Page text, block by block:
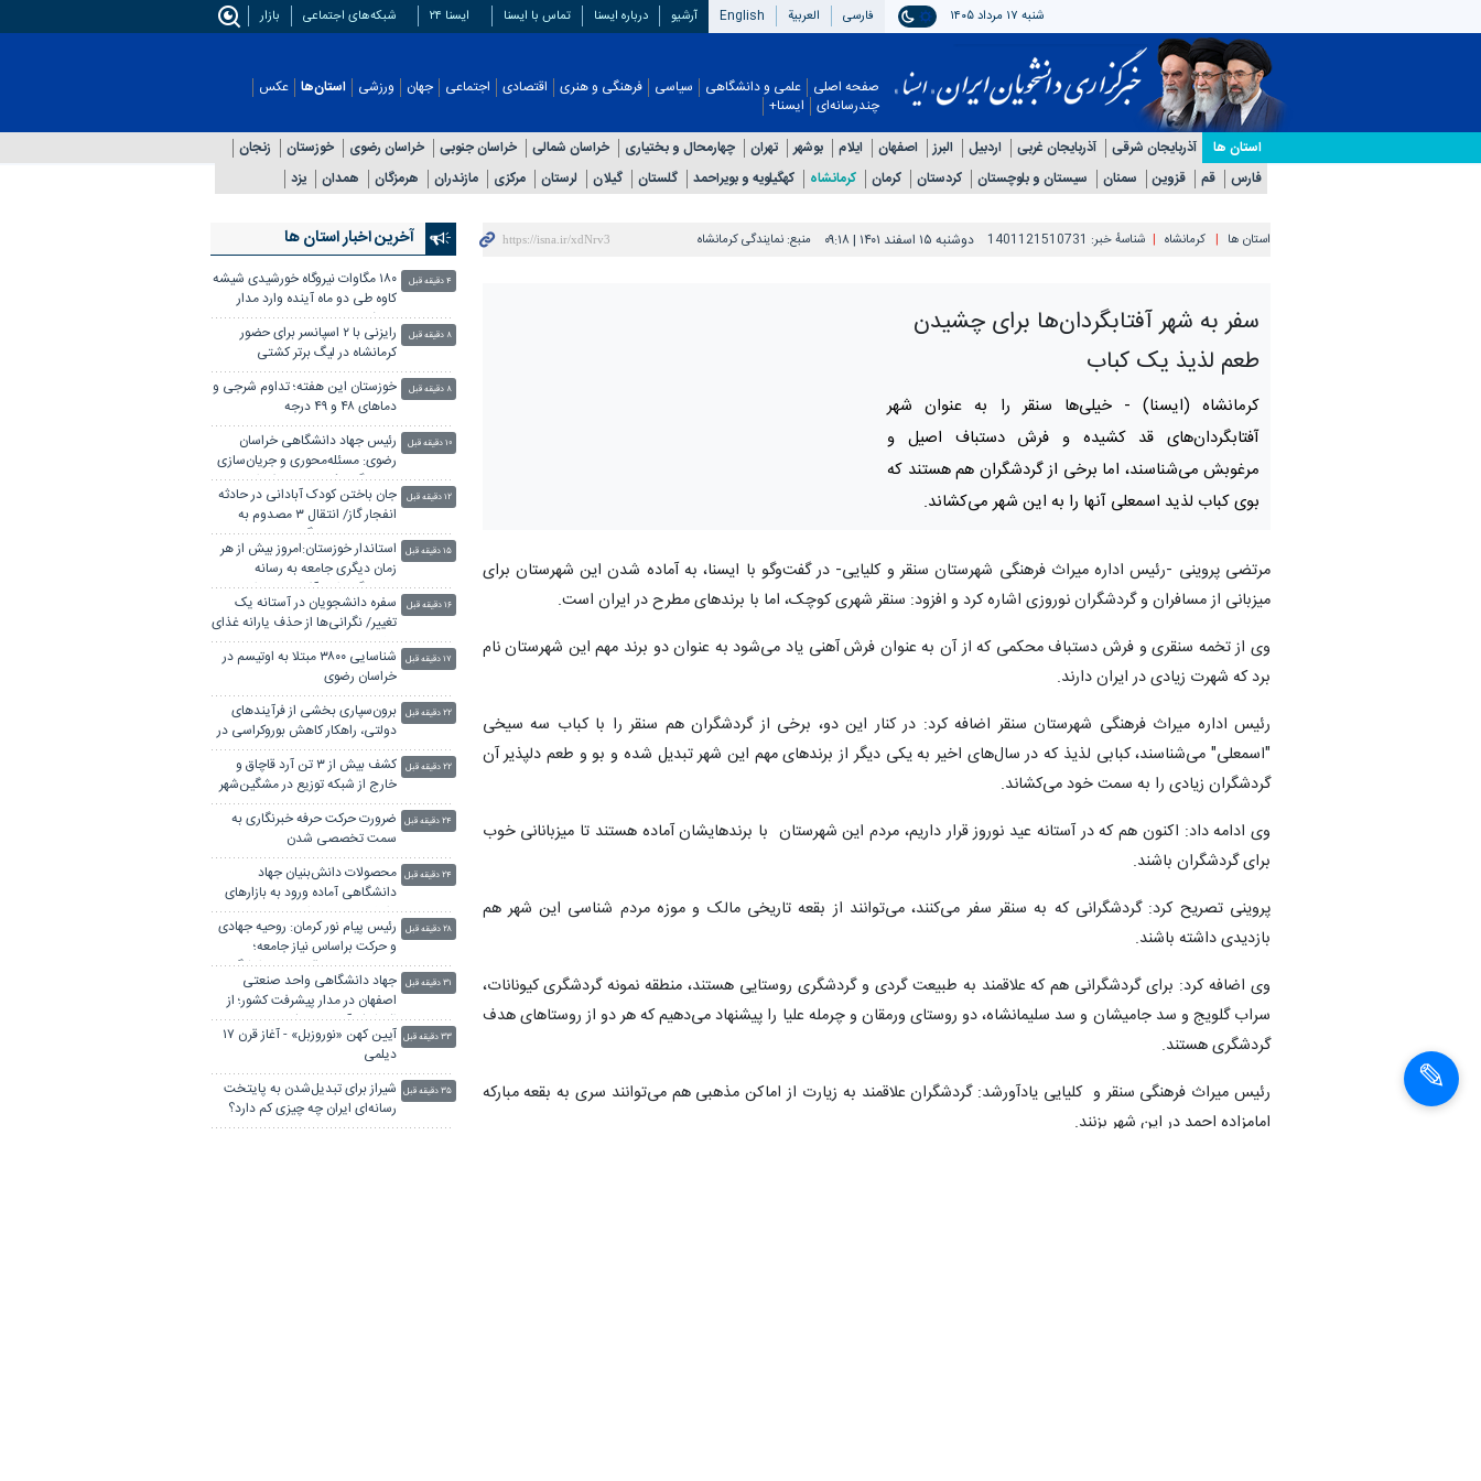
شنبه ۱۷ مرداد ۱۴۰۵ فارسی العربیة English آرشیو درباره ایسنا تماس با ایسنا ایسنا ۲۴ شبکه‌های اجتماعی بازار
صفحه اصلی علمی و دانشگاهی سیاسی فرهنگی و هنری اقتصادی اجتماعی جهان ورزشی استان‌ها
استان ها آذربایجان شرقی آذربایجان غربی اردبیل البرز اصفهان ایلام بوشهر تهران چهارمحال و بختیاری خراسان شمالی خراسان جنوبی خراسان رضوی خوزستان
زنجان
فارس
قم قزوین سمنان سیستان و بلوچستان کردستان کرمان کرمانشاه کهگیلویه و بویراحمد گلستان گیلان لرستان مرکزی مازندران هرمزگان همدان یزد
عکس
چندرسانه‌ای ایسنا+
استان ها کرمانشاه شناسهٔ خبر: 1401121510731 دوشنبه ۱۵ اسفند ۱۴۰۱ | ۰۹:۱۸ منبع: نمایندگی کرمانشاه
سفر به شهر آفتابگردان‌ها برای چشیدن
طعم لذیذ یک کباب
کرمانشاه (ایسنا) -خیلی‌ها سنقر را به عنوان شهر
آفتابگردان‌های قد کشیده و فرش دستباف اصیل و
مرغوبش می‌شناسند، اما برخی از گردشگران هم هستند که
بوی کباب لذید اسمعلی آنها را به این شهر می‌کشاند.
مرتضی پروینی -رئیس اداره میراث فرهنگی شهرستان سنقر و کلیایی- در گفت‌وگو با ایسنا، به آماده شدن این شهرستان برای
میزبانی از مسافران و گردشگران نوروزی اشاره کرد و افزود: سنقر شهری کوچک، اما با برندهای مطرح در ایران است.
وی از تخمه سنقری و فرش دستباف محکمی که از آن به عنوان فرش آهنی یاد می‌شود به عنوان دو برند مهم این شهرستان نام
برد که شهرت زیادی در ایران دارند.
رئیس اداره میراث فرهنگی شهرستان سنقر اضافه کرد: در کنار این دو، برخی از گردشگران هم سنقر را با کباب سه سیخی
"اسمعلی" می‌شناسند، کبابی لذیذ که در سال‌های اخیر به یکی دیگر از برندهای مهم این شهر تبدیل شده و بو و طعم دلپذیر آن
گردشگران زیادی را به سمت خود می‌کشاند.
وی ادامه داد: اکنون هم که در آستانه عید نوروز قرار داریم، مردم این شهرستان با برندهایشان آماده هستند تا میزبانانی خوب
برای گردشگران باشند.
پروینی تصریح کرد: گردشگرانی که به سنقر سفر می‌کنند، می‌توانند از بقعه تاریخی مالک و موزه مردم شناسی این شهر هم
بازدیدی داشته باشند.
وی اضافه کرد: برای گردشگرانی هم که علاقمند به طبیعت گردی و گردشگری روستایی هستند، منطقه نمونه گردشگری کیونانات،
سراب گلویج و سد جامیشان و سد سلیمانشاه، دو روستای ورمقان و چرمله علیا را پیشنهاد می‌دهیم که هر دو از روستاهای هدف
گردشگری هستند.
رئیس میراث فرهنگی سنقر و کلیایی یادآورشد: گردشگران علاقمند به زیارت از اماکن مذهبی هم می‌توانند سری به بقعه مبارکه
امامزاده احمد در این شهر بزنند.
آخرین اخبار استان ها
۱۸۰ مگاوات نیروگاه خورشیدی شیشه
کاوه طی دو ماه آینده وارد مدار
می‌شود
۴ دقیقه قبل
رایزنی با ۲ اسپانسر برای حضور
کرمانشاه در لیگ برتر کشتی
۸ دقیقه قبل
خوزستان این هفته؛ تداوم شرجی و
دماهای ۴۸ و ۴۹ درجه
۸ دقیقه قبل
رئیس جهاد دانشگاهی خراسان
رضوی: مسئله‌محوری و جریان‌سازی
دو ویژگی یک رسانه موفق است
۱۰ دقیقه قبل
جان باختن کودک آبادانی در حادثه
انفجار گاز/ انتقال ۳ مصدوم به
بیمارستان سوختگی
۱۲ دقیقه قبل
استاندار خوزستان:امروز بیش از هر
زمان دیگری جامعه به رسانه
مطالبه‌گر و امیدآفرین نیاز دارد
۱۵ دقیقه قبل
سفره دانشجویان در آستانه یک
تغییر/ نگرانی‌ها از حذف یارانه غذای
سلف
۱۶ دقیقه قبل
شناسایی ۳۸۰۰ مبتلا به اوتیسم در
خراسان رضوی
۱۷ دقیقه قبل
برون‌سپاری بخشی از فرآیندهای
دولتی، راهکار کاهش بوروکراسی در
بخش معدن
۲۲ دقیقه قبل
کشف بیش از ۳ تن آرد قاچاق و
خارج از شبکه توزیع در مشگین‌شهر
۲۲ دقیقه قبل
ضرورت حرکت حرفه خبرنگاری به
سمت تخصصی شدن
۲۴ دقیقه قبل
محصولات دانش‌بنیان جهاد
دانشگاهی آماده ورود به بازارهای
داخلی و خارجی است
۲۴ دقیقه قبل
رئیس پیام نور کرمان: روحیه جهادی
و حرکت براساس نیاز جامعه؛
مهم‌ترین نقطه قوت جهاددانشگاهی
۲۸ دقیقه قبل
جهاد دانشگاهی واحد صنعتی
اصفهان در مدار پیشرفت کشور؛ از
اکتشاف آب‌های ژرف تا مدیریت
منابع
۳۱ دقیقه قبل
آیین کهن «نوروزبل» - آغاز قرن ۱۷
دیلمی
۳۳ دقیقه قبل
شیراز برای تبدیل‌شدن به پایتخت
رسانه‌ای ایران چه چیزی کم دارد؟
۳۵ دقیقه قبل